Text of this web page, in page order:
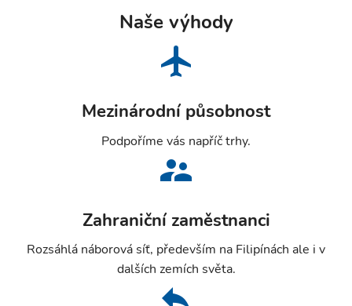
Naše výhody
Mezinárodní působnost
Podpoříme vás napříč trhy.
Zahraniční zaměstnanci
Rozsáhlá náborová síť, především na Filipínách ale i v
dalších zemích světa.